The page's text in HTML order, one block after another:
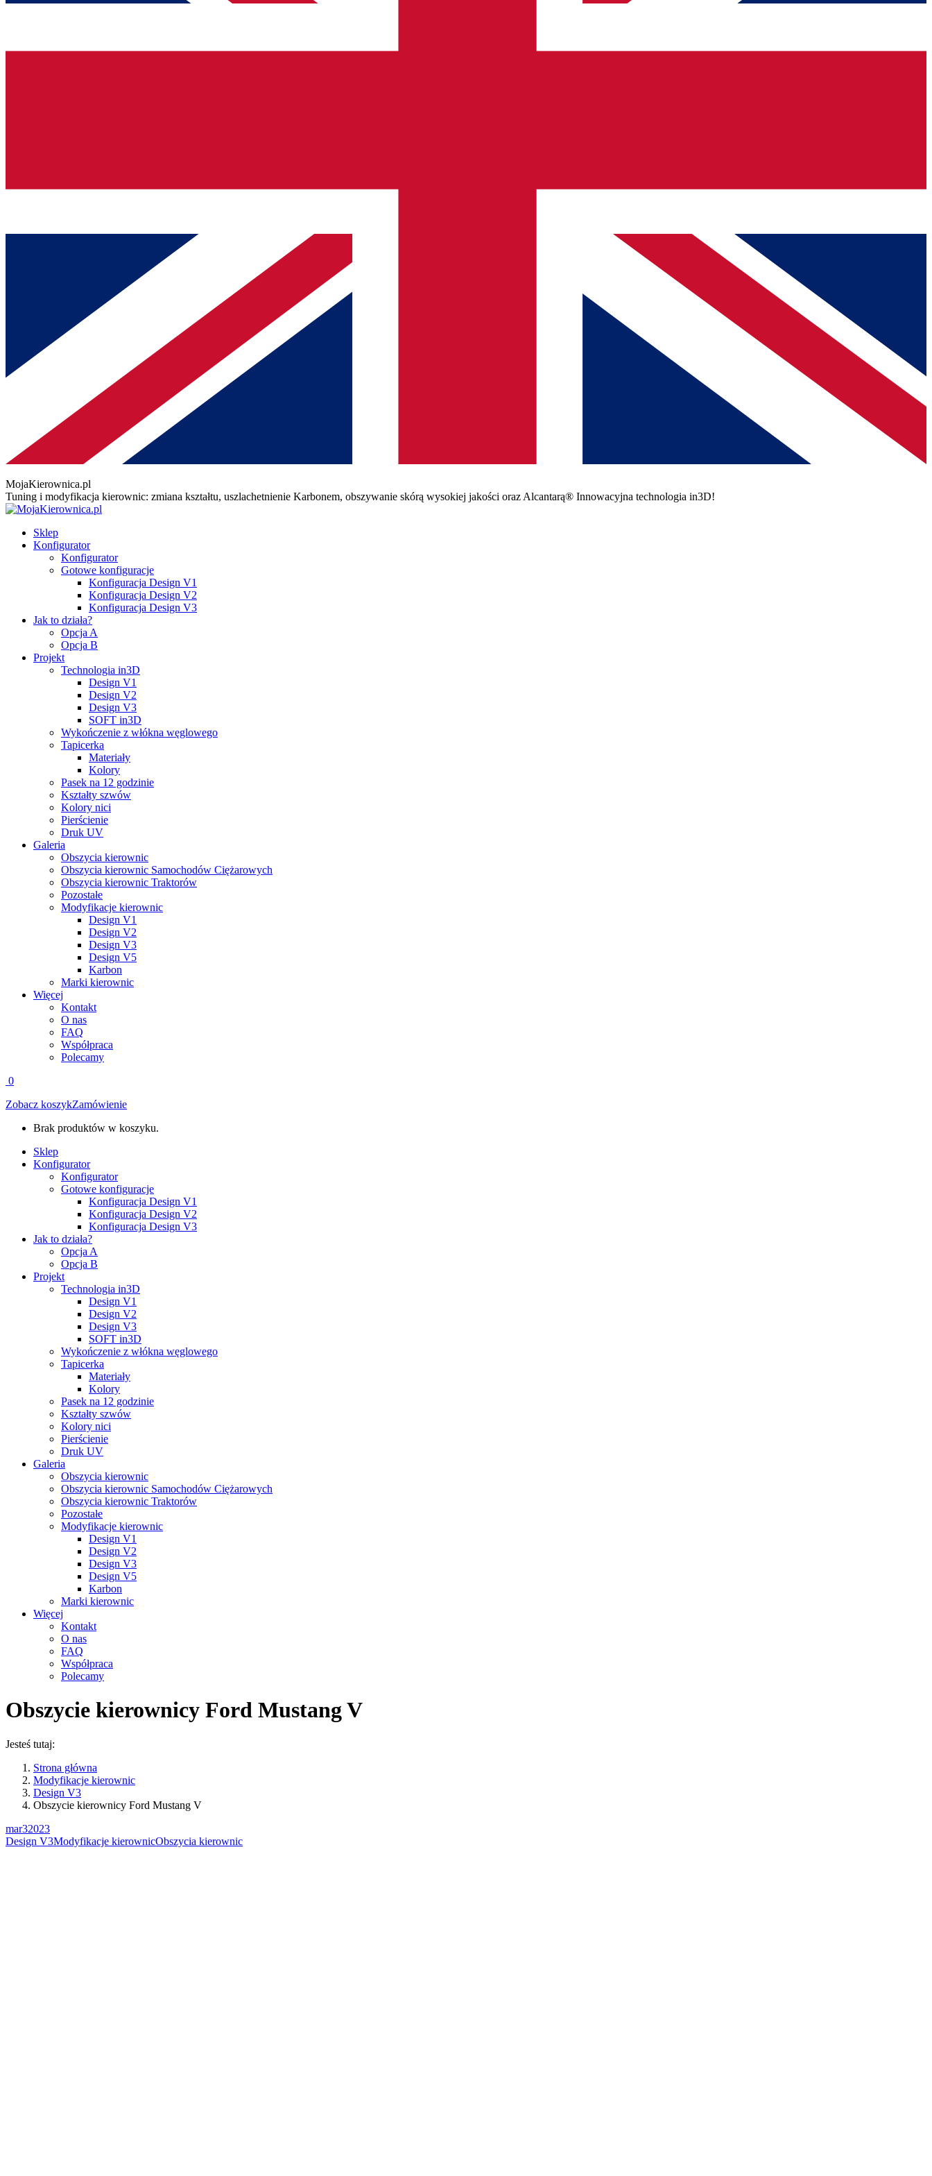
MojaKierownica.pl
Tuning i modyfikacja kierownic: zmiana kształtu, uszlachetnienie Karbonem, obszywanie skórą wysokiej jakości oraz Alcantarą® Innowacyjna technologia in3D!
Sklep
Konfigurator
Konfigurator
Gotowe konfiguracje
Konfiguracja Design V1
Konfiguracja Design V2
Konfiguracja Design V3
Jak to działa?
Opcja A
Opcja B
Projekt
Technologia in3D
Design V1
Design V2
Design V3
SOFT in3D
Wykończenie z włókna węglowego
Tapicerka
Materiały
Kolory
Pasek na 12 godzinie
Kształty szwów
Kolory nici
Pierścienie
Druk UV
Galeria
Obszycia kierownic
Obszycia kierownic Samochodów Ciężarowych
Obszycia kierownic Traktorów
Pozostałe
Modyfikacje kierownic
Design V1
Design V2
Design V3
Design V5
Karbon
Marki kierownic
Więcej
Kontakt
O nas
FAQ
Współpraca
Polecamy
0
Zobacz koszykZamówienie
Brak produktów w koszyku.
Sklep
Konfigurator
Konfigurator
Gotowe konfiguracje
Konfiguracja Design V1
Konfiguracja Design V2
Konfiguracja Design V3
Jak to działa?
Opcja A
Opcja B
Projekt
Technologia in3D
Design V1
Design V2
Design V3
SOFT in3D
Wykończenie z włókna węglowego
Tapicerka
Materiały
Kolory
Pasek na 12 godzinie
Kształty szwów
Kolory nici
Pierścienie
Druk UV
Galeria
Obszycia kierownic
Obszycia kierownic Samochodów Ciężarowych
Obszycia kierownic Traktorów
Pozostałe
Modyfikacje kierownic
Design V1
Design V2
Design V3
Design V5
Karbon
Marki kierownic
Więcej
Kontakt
O nas
FAQ
Współpraca
Polecamy
Obszycie kierownicy Ford Mustang V
Jesteś tutaj:
Strona główna
Modyfikacje kierownic
Design V3
Obszycie kierownicy Ford Mustang V
mar32023
Design V3Modyfikacje kierownicObszycia kierownic